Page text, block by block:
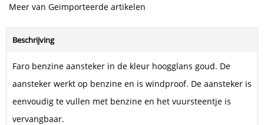
Meer van Geimporteerde artikelen
Beschrijving
Faro benzine aansteker in de kleur hoogglans goud. De
aansteker werkt op benzine en is windproof. De aansteker is
eenvoudig te vullen met benzine en het vuursteentje is
vervangbaar.